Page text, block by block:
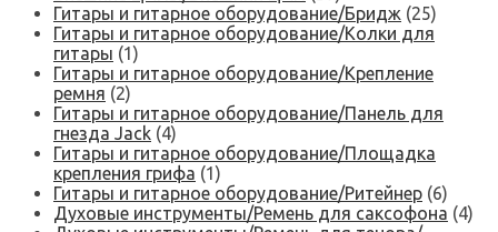
Гитары и гитарное оборудование/Бридж (25)
Гитары и гитарное оборудование/Колки для
гитары (1)
Гитары и гитарное оборудование/Крепление
ремня (2)
Гитары и гитарное оборудование/Панель для
гнезда Jack (4)
Гитары и гитарное оборудование/Площадка
крепления грифа (1)
Гитары и гитарное оборудование/Ритейнер (6)
Духовые инструменты/Ремень для саксофона (4)